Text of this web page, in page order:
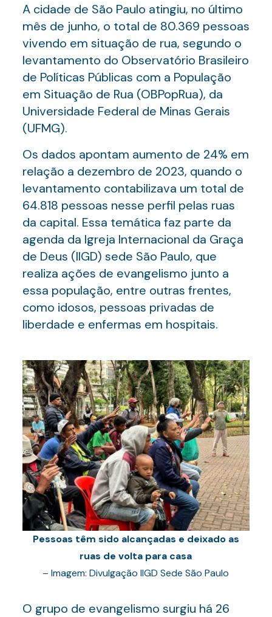
A cidade de São Paulo atingiu, no último
mês de junho, o total de 80.369 pessoas
vivendo em situação de rua, segundo o
levantamento do Observatório Brasileiro
de Políticas Públicas com a População
em Situação de Rua (OBPopRua), da
Universidade Federal de Minas Gerais
(UFMG).
Os dados apontam aumento de 24% em
relação a dezembro de 2023, quando o
levantamento contabilizava um total de
64.818 pessoas nesse perfil pelas ruas
da capital. Essa temática faz parte da
agenda da Igreja Internacional da Graça
de Deus (IIGD) sede São Paulo, que
realiza ações de evangelismo junto a
essa população, entre outras frentes,
como idosos, pessoas privadas de
liberdade e enfermas em hospitais.
Pessoas têm sido alcançadas e deixado as
ruas de volta para casa
– Imagem: Divulgação IIGD Sede São Paulo
O grupo de evangelismo surgiu há 26